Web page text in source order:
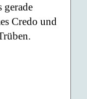
Credo und